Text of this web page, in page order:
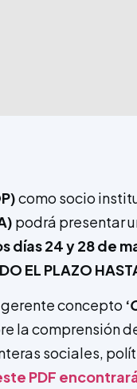
como socio
podrá presentar
días 24 y 28 de
PLAZO
concepto ‘
la comprensión
sociales,
PDF